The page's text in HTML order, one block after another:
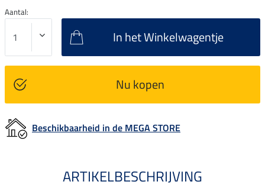
Aantal:
In het Winkelwagentje
Nu kopen
Beschikbaarheid in de MEGA STORE
ARTIKELBESCHRIJVING